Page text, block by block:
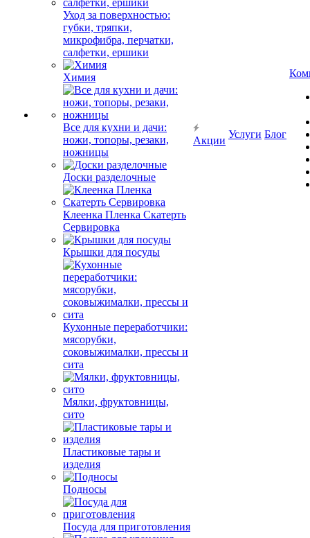
Уход за поверхностью:
губки, тряпки,
микрофибра, перчатки,
салфетки, ершики
Химия
Все для кухни и дачи:
ножи, топоры, резаки,
ножницы
Доски разделочные
Клеенка Пленка Скатерть
Сервировка
Крышки для посуды
Кухонные переработчики:
мясорубки,
соковыжималки, прессы и
сита
Мялки, фруктовницы,
сито
Пластиковые тары и
изделия
Подносы
Посуда для приготовления
Акции
Услуги Блог